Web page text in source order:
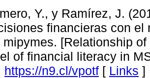
Y., y Ramírez, J.
financieras con
mipymes. [Relationship
of financial literacy in
https://n9.cl/vpotf [ Links ]